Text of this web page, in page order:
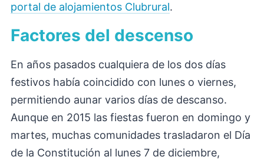
portal de alojamientos Clubrural.
Factores del descenso
En años pasados cualquiera de los dos días
festivos había coincidido con lunes o viernes,
permitiendo aunar varios días de descanso.
Aunque en 2015 las fiestas fueron en domingo y
martes, muchas comunidades trasladaron el Día
de la Constitución al lunes 7 de diciembre,